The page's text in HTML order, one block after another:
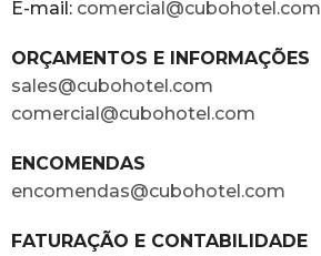
E-mail: comercial@cubohotel.com
ORÇAMENTOS E INFORMAÇÕES
sales@cubohotel.com
comercial@cubohotel.com
ENCOMENDAS
encomendas@cubohotel.com
FATURAÇÃO E CONTABILIDADE